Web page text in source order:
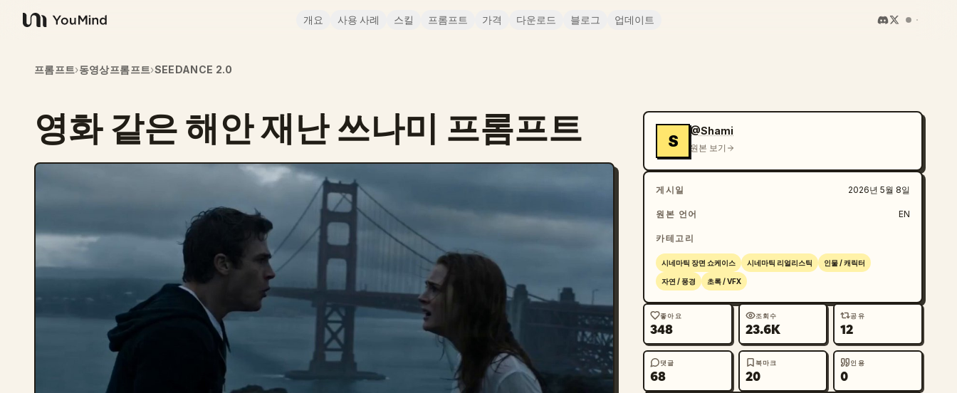
YouMind
개요 사용 사례 스킬 프롬프트 가격 다운로드 블로그 업데이트
프롬프트›동영상프롬프트›SEEDANCE 2.0
영화 같은 해안 재난 쓰나미 프롬프트 S
@Shami
원본 보기
게시일 2026년 5월 8일
원본 언어 EN
카테고리
시네마틱 장면 쇼케이스 시네마틱 리얼리스틱 인물 / 캐릭터
자연 / 풍경 초록 / VFX
좋아요
348
조회수
23.6K
공유
12
댓글
68
북마크
20
인용
0